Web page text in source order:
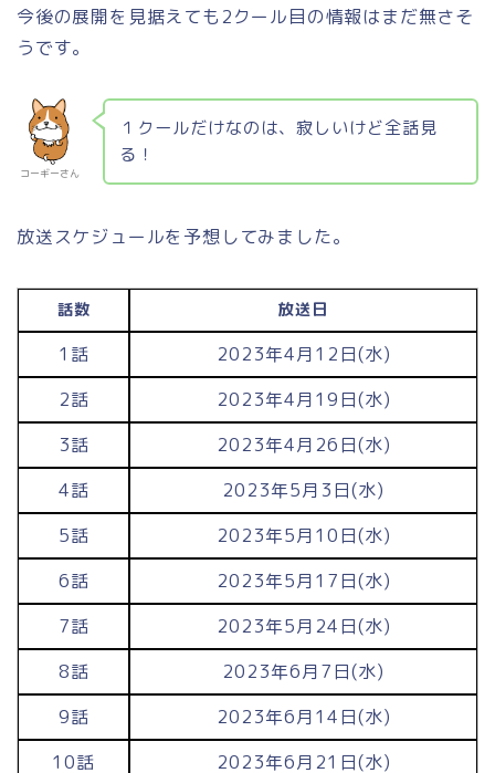
今後の展開を見据えても2クール目の情報はまだ無さそ
うです。
コーギーさん
１クールだけなのは、寂しいけど全話見
る！
放送スケジュールを予想してみました。
話数 放送日
1話
2023年4月12日(水)
2話
2023年4月19日(水)
3話
2023年4月26日(水)
4話
2023年5月3日(水)
5話
2023年5月10日(水)
6話
2023年5月17日(水)
7話
2023年5月24日(水)
8話
2023年6月7日(水)
9話
2023年6月14日(水)
10話
2023年6月21日(水)